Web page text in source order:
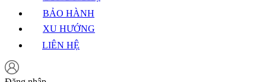
BẢO HÀNH
XU HƯỚNG
LIÊN HỆ